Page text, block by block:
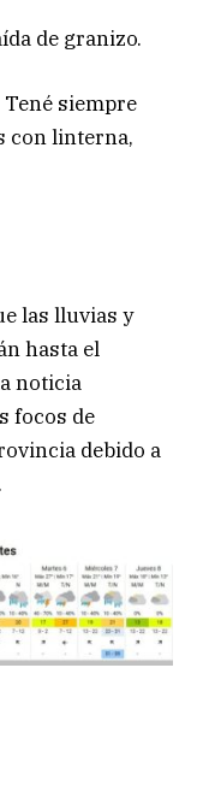
de granizo.
siempre
con linterna,
las lluvias y
hasta el
noticia
focos de
debido a